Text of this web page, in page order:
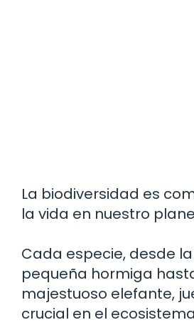
La biodiversidad es
la vida en nuestro
Cada especie, desde
pequeña hormiga
majestuoso elefante,
crucial en el